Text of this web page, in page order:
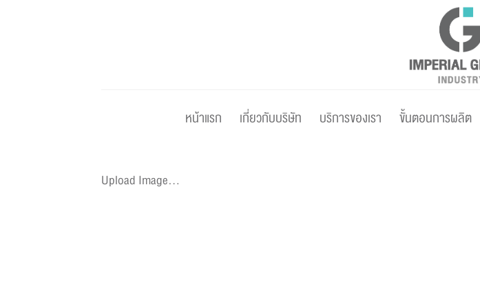
หน้าแรก เกี่ยวกับบริษัท บริการของเรา ขั้นตอนการผลิต
Upload Image...